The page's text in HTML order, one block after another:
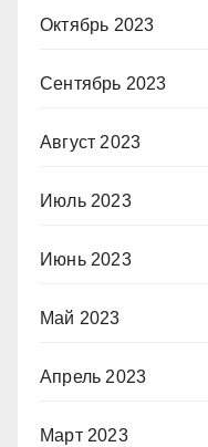
Октябрь 2023
Сентябрь 2023
Август 2023
Июль 2023
Июнь 2023
Май 2023
Апрель 2023
Март 2023